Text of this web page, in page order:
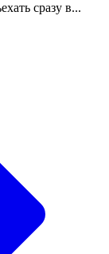
сразу в...